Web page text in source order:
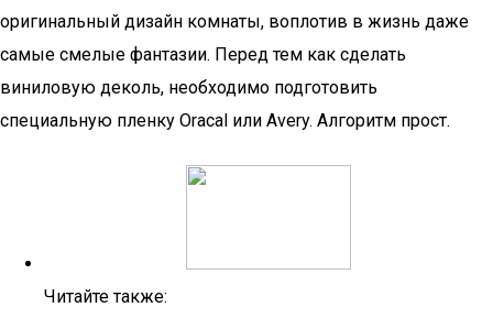
оригинальный дизайн комнаты, воплотив в жизнь даже
самые смелые фантазии. Перед тем как сделать
виниловую деколь, необходимо подготовить
специальную пленку Oracal или Avery. Алгоритм прост.
Читайте также: